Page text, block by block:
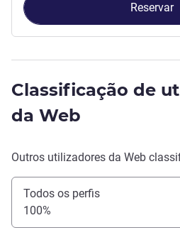
Reservar
Classificação de
da Web
Outros utilizadores da Web
Todos os perfis
100%